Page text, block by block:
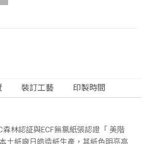
裝訂工藝 印製時間
森林認証與ECF無氯紙張認證 「 美階
土紙廠日皓造紙生產，其紙色明亮高